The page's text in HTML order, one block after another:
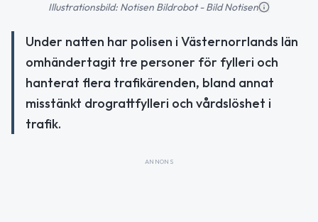
Illustrationsbild: Notisen Bildrobot - Bild Notisen
Under natten har polisen i Västernorrlands län
omhändertagit tre personer för fylleri och
hanterat flera trafikärenden, bland annat
misstänkt drograttfylleri och vårdslöshet i
trafik.
ANNONS